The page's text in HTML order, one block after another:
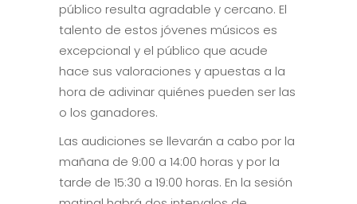
público resulta agradable y cercano. El
talento de estos jóvenes músicos es
excepcional y el público que acude
hace sus valoraciones y apuestas a la
hora de adivinar quiénes pueden ser las
o los ganadores.
Las audiciones se llevarán a cabo por la
mañana de 9:00 a 14:00 horas y por la
tarde de 15:30 a 19:00 horas. En la sesión